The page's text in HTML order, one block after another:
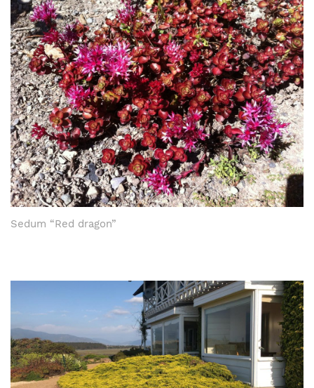
Sedum “Red dragon”